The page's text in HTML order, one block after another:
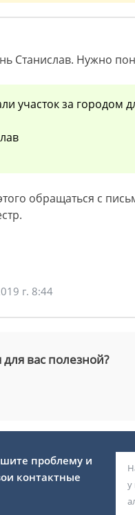
Станислав. Нужно
участок за городом
обращаться с
г. 8:44
для вас полезной?
проблему и
контактные